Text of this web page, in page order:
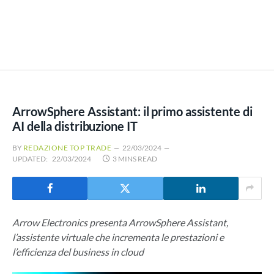
ArrowSphere Assistant: il primo assistente di
AI della distribuzione IT
BY REDAZIONE TOP TRADE
22/03/2024
UPDATED: 22/03/2024 3 MINS READ
Arrow Electronics presenta ArrowSphere Assistant,
l’assistente virtuale che incrementa le prestazioni e
l’efficienza del business in cloud